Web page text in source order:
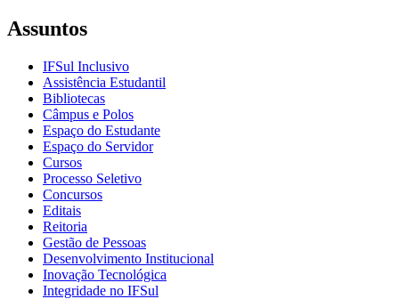
Assuntos
IFSul Inclusivo
Assistência Estudantil
Bibliotecas
Câmpus e Polos
Espaço do Estudante
Espaço do Servidor
Cursos
Processo Seletivo
Concursos
Editais
Reitoria
Gestão de Pessoas
Desenvolvimento Institucional
Inovação Tecnológica
Integridade no IFSul